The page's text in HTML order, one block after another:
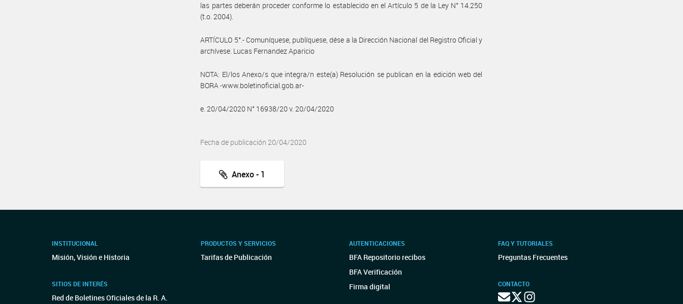
las partes deberán proceder conforme lo establecido en el Artículo 5 de la Ley N° 14.250
(t.o. 2004).
ARTÍCULO 5°.- Comuníquese, publíquese, dése a la Dirección Nacional del Registro Oficial y
archívese. Lucas Fernandez Aparicio
NOTA: El/los Anexo/s que integra/n este(a) Resolución se publican en la edición web del
BORA -www.boletinoficial.gob.ar-
e. 20/04/2020 N° 16938/20 v. 20/04/2020
Fecha de publicación 20/04/2020
Anexo - 1
INSTITUCIONAL
Misión, Visión e Historia
SITIOS DE INTERÉS
Red de Boletines Oficiales de la R. A.
PRODUCTOS Y SERVICIOS
Tarifas de Publicación
AUTENTICACIONES
BFA Repositorio recibos
BFA Verificación
Firma digital
FAQ Y TUTORIALES
Preguntas Frecuentes
CONTACTO